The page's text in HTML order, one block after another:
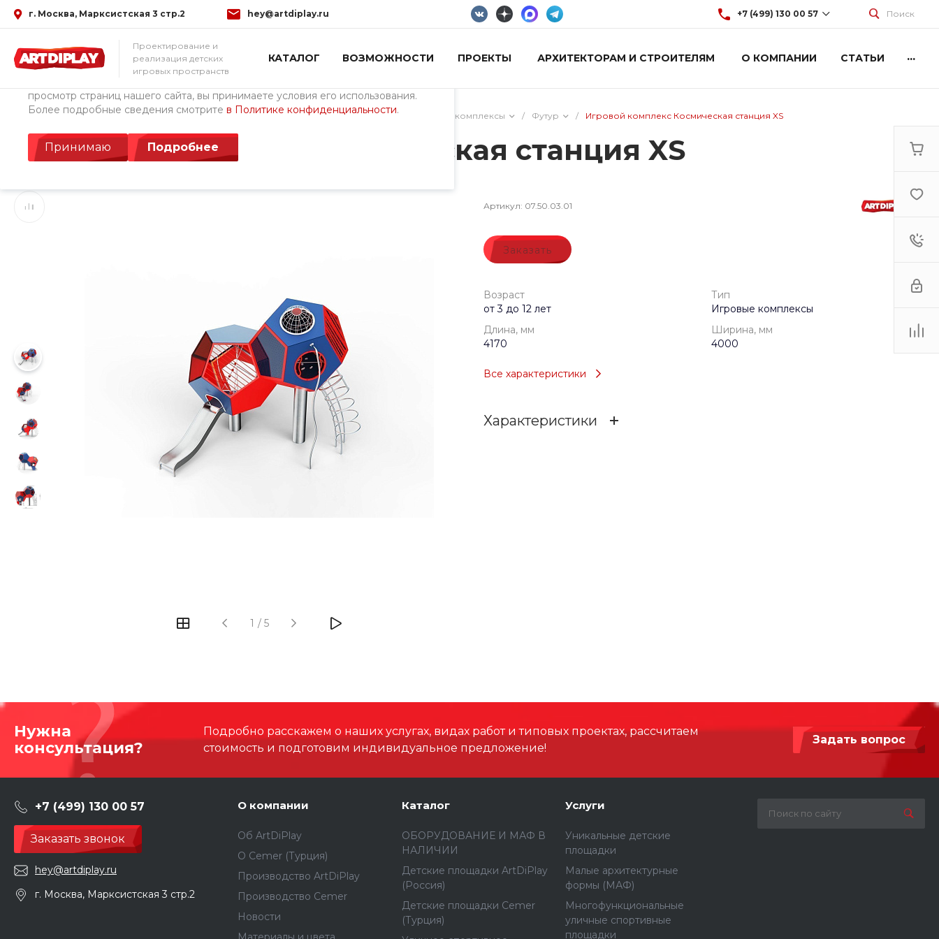
Использование файлов Cookie
Мы используем файлы cookie, разработанные нашими специалистами и
просмотр страниц нашего сайта, вы принимаете условия его использования.
Более подробные сведения смотрите в Политике конфиденциальности.
Принимаю Подробнее
г. Москва, Марксистская 3 стр.2 hey@artdiplay.ru +7 (499) 130 00 57 Поиск
Проектирование и
реализация детских
игровых пространств
КАТАЛОГ ВОЗМОЖНОСТИ ПРОЕКТЫ АРХИТЕКТОРАМ И СТРОИТЕЛЯМ О КОМПАНИИ СТАТЬИ ...
Главная / Каталог товаров / Детские площадки ArtDiPlay (Россия) / Тематические игровые комплексы / Футур / Игровой комплекс Космическая станция XS
Игровой комплекс Космическая станция XS
1 / 5
Артикул: 07.50.03.01
Заказать
Возраст
от 3 до 12 лет
Тип
Игровые комплексы
Длина, мм
4170
Ширина, мм
4000
Все характеристики
Характеристики
Нужна
консультация?
Подробно расскажем о наших услугах, видах работ и типовых проектах, рассчитаем
стоимость и подготовим индивидуальное предложение!
Задать вопрос
+7 (499) 130 00 57
Заказать звонок
hey@artdiplay.ru
г. Москва, Марксистская 3 стр.2
О компании
Об ArtDiPlay
О Сemer (Турция)
Производство ArtDiPlay
Производство Cemer
Новости
Каталог
ОБОРУДОВАНИЕ И МАФ В
НАЛИЧИИ
Детские площадки ArtDiPlay
(Россия)
Детские площадки Cemer
(Турция)
Услуги
Уникальные детские
площадки
Малые архитектурные
формы (МАФ)
Многофункциональные
уличные спортивные
площадки